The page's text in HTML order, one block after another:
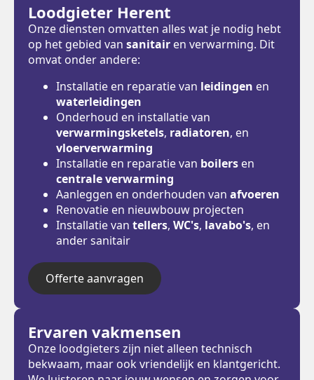
Loodgieter Herent
Onze diensten omvatten alles wat je nodig hebt
op het gebied van sanitair en verwarming. Dit
omvat onder andere:
Installatie en reparatie van leidingen en
waterleidingen
Onderhoud en installatie van
verwarmingsketels, radiatoren, en
vloerverwarming
Installatie en reparatie van boilers en
centrale verwarming
Aanleggen en onderhouden van afvoeren
Renovatie en nieuwbouw projecten
Installatie van tellers, WC's, lavabo's, en
ander sanitair
Offerte aanvragen
Ervaren vakmensen
Onze loodgieters zijn niet alleen technisch
bekwaam, maar ook vriendelijk en klantgericht.